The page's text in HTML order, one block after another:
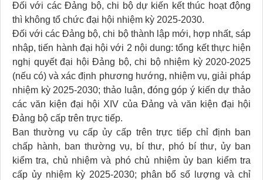
Đối với các Đảng bộ, chi bộ dự kiến kết thúc hoạt động
thì không tổ chức đại hội nhiệm kỳ 2025-2030.
Đối với các Đảng bộ, chi bộ thành lập mới, hợp nhất, sáp
nhập, tiến hành đại hội với 2 nội dung: tổng kết thực hiện
nghị quyết đại hội Đảng bộ, chi bộ nhiệm kỳ 2020-2025
(nếu có) và xác định phương hướng, nhiệm vụ, giải pháp
nhiệm kỳ 2025-2030; thảo luận, đóng góp ý kiến dự thảo
các văn kiện đại hội XIV của Đảng và văn kiện đại hội
Đảng bộ cấp trên trực tiếp.
Ban thường vụ cấp ủy cấp trên trực tiếp chỉ định ban
chấp hành, ban thường vụ, bí thư, phó bí thư, ủy ban
kiểm tra, chủ nhiệm và phó chủ nhiệm ủy ban kiểm tra
cấp ủy nhiệm kỳ 2025-2030; phân bổ số lượng và chỉ